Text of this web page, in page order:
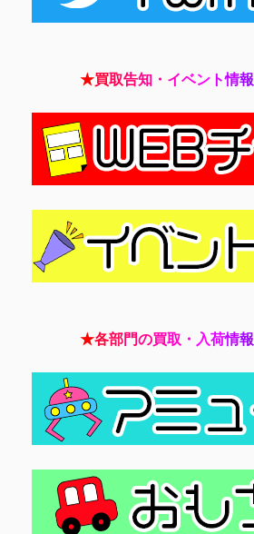
★買取告知 ・ イベン ト情報
★各部門の買取 ・ 入荷情報